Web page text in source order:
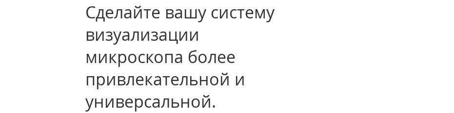
Сделайте вашу систему
визуализации
микроскопа более
привлекательной и
универсальной.